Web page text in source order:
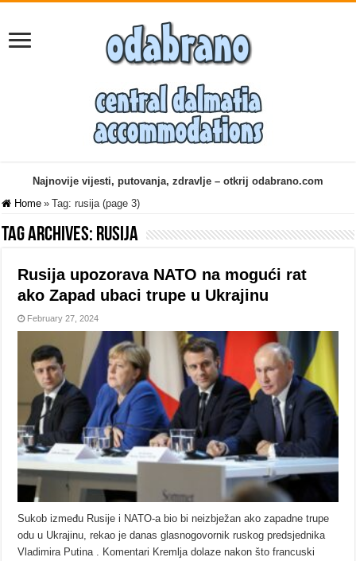
Najnovije vijesti, putovanja, zdravlje – otkrij odabrano.com
Home » Tag:rusija(page 3)
Tag Archives: rusija
Rusija upozorava NATO na mogući rat
ako Zapad ubaci trupe u Ukrajinu
February 27, 2024
Sukob između Rusije i NATO-a bio bi neizbježan ako zapadne trupe
odu u Ukrajinu, rekao je danas glasnogovornik ruskog predsjednika
Vladimira Putina . Komentari Kremlja dolaze nakon što francuski